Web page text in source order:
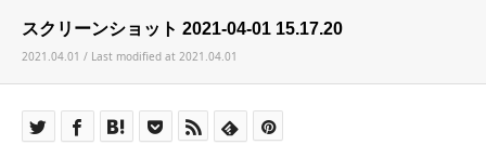
スクリーンショット 2021-04-01 15.17.20
2021.04.01 / Last modified at 2021.04.01